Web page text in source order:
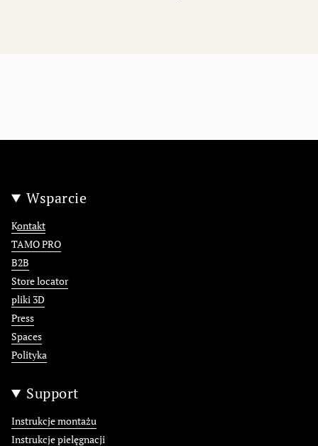
Wsparcie
Kontakt
TAMO PRO
B2B
Store locator
pliki 3D
Press
Spaces
Polityka
Support
Instrukcje montażu
Instrukcje pielęgnacji